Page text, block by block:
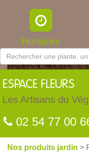
Horaires
ESPACE FLEURS
Les Artisans du
02 54 77 00
Nos produits jardin >